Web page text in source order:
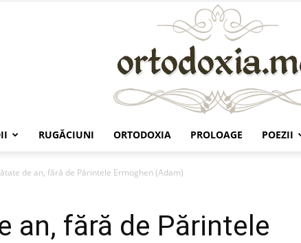
RUGĂCIUNI ORTODOXIA PROLOAGE POEZII
de an, fără de Părintele Ermoghen (Adam)
an, fără de Părintele